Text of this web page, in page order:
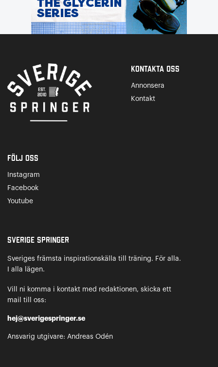
Kontakta Oss
Annonsera
Kontakt
Följ oss
Instagram
Facebook
Youtube
Sverige Springer
Sveriges främsta inspirationskälla till träning. För alla.
I alla lägen.
Vill ni komma i kontakt med redaktionen, skicka ett
mail till oss:
hej@sverigespringer.se
Ansvarig utgivare: Andreas Odén